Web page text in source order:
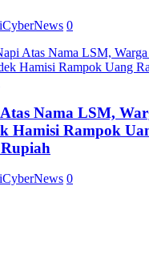
0
Nama LSM,
Hamisi Rampok
0